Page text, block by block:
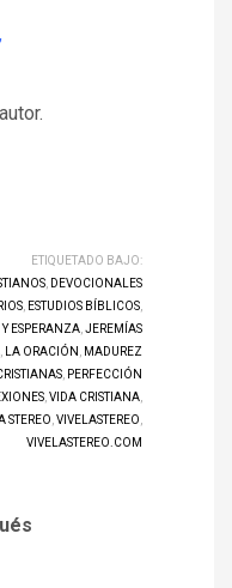
ETIQUETADO BAJO:
DEVOCIONALES
ESTUDIOS BÍBLICOS
Y ESPERANZA JEREMÍAS
LA ORACIÓN
MADUREZ
PERFECCIÓN
VIDA CRISTIANA
STEREO VIVELASTEREO
VIVELASTEREO.COM